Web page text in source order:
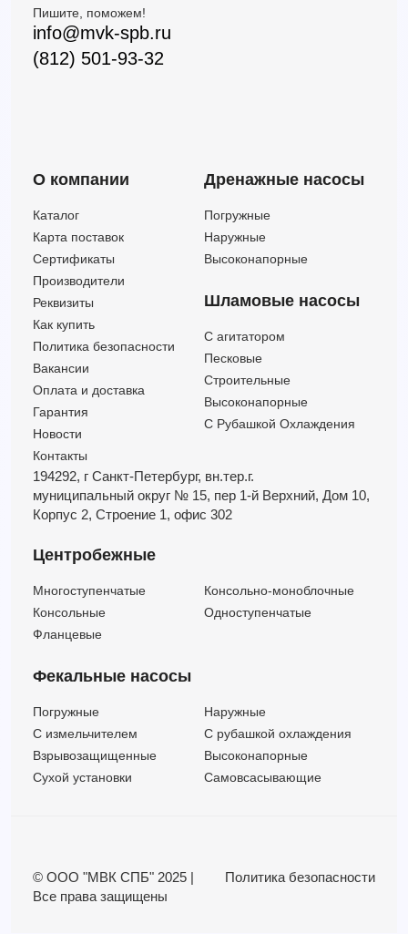
Пишите, поможем!
info@mvk-spb.ru
(812) 501-93-32
О компании
Каталог
Карта поставок
Сертификаты
Производители
Реквизиты
Как купить
Политика безопасности
Вакансии
Оплата и доставка
Гарантия
Новости
Контакты
Дренажные насосы
Погружные
Наружные
Высоконапорные
Шламовые насосы
C агитатором
Песковые
Строительные
Высоконапорные
С Рубашкой Охлаждения
194292, г Санкт-Петербург, вн.тер.г.
муниципальный округ № 15, пер 1-й Верхний, Дом 10,
Корпус 2, Строение 1, офис 302
Центробежные
Многоступенчатые
Консольно-моноблочные
Консольные
Одноступенчатые
Фланцевые
Фекальные насосы
Погружные
Наружные
C измельчителем
С рубашкой охлаждения
Взрывозащищенные
Высоконапорные
Сухой установки
Самовсасывающие
© ООО "МВК СПБ" 2025 |
Все права защищены
Политика безопасности